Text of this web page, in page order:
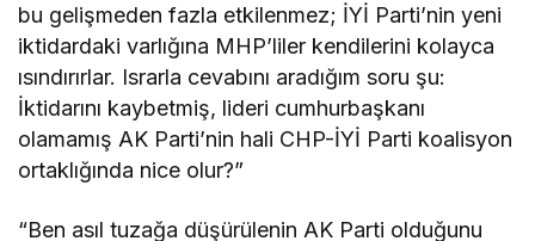
bu gelişmeden fazla etkilenmez; İYİ Parti’nin yeni
iktidardaki varlığına MHP’liler kendilerini kolayca
ısındırırlar. Israrla cevabını aradığım soru şu:
İktidarını kaybetmiş, lideri cumhurbaşkanı
olamamış AK Parti’nin hali CHP-İYİ Parti koalisyon
ortaklığında nice olur?”
“Ben asıl tuzağa düşürülenin AK Parti olduğunu